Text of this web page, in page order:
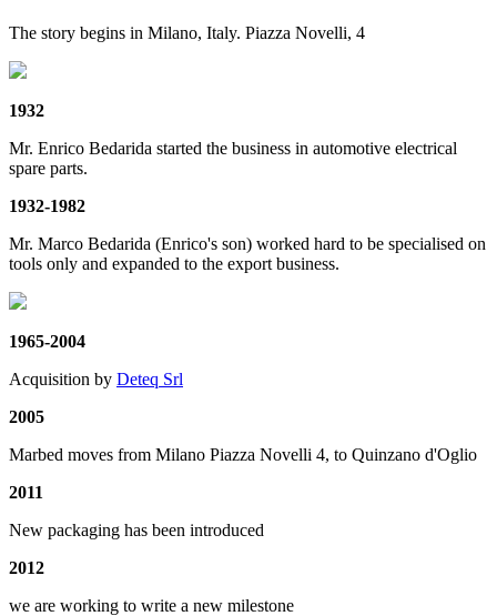
The story begins in Milano, Italy. Piazza Novelli, 4
1932
Mr. Enrico Bedarida started the business in automotive electrical
spare parts.
1932-1982
Mr. Marco Bedarida (Enrico's son) worked hard to be specialised on
tools only and expanded to the export business.
1965-2004
Acquisition by Deteq Srl
2005
Marbed moves from Milano Piazza Novelli 4, to Quinzano d'Oglio
2011
New packaging has been introduced
2012
we are working to write a new milestone